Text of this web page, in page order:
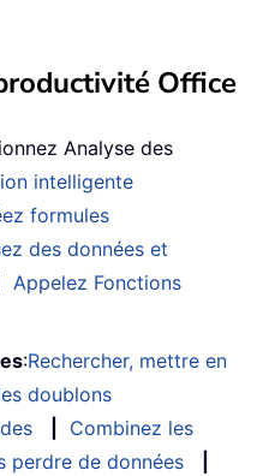
Office
Analyse des
intelligente
formules
des données et
Appelez Fonctions
:Rechercher, mettre en
doublons
Combinez les
perdre de données